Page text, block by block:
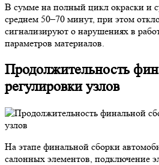
В сумме на полный цикл окраски и
среднем 50–70 минут, при этом
сигнализируют о нарушениях в
параметров материалов.
Продолжительность
регулировки узлов
На этапе финальной сборки
салонных элементов, подключение